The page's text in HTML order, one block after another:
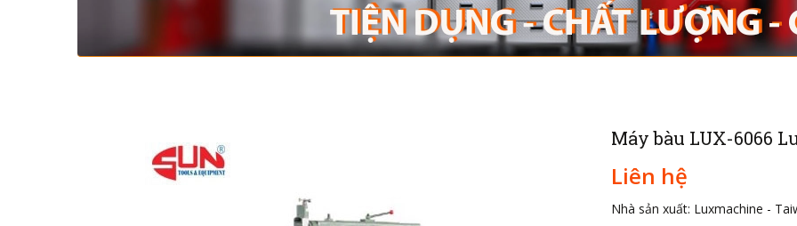
Máy bàu LUX-6066
Liên hệ
Nhà sản xuất: Luxmachine -